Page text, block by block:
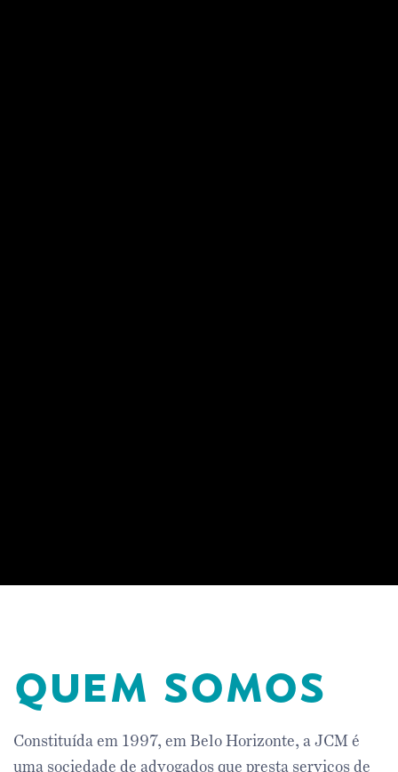
quem somos
Constituída em 1997, em Belo Horizonte, a JCM é
uma sociedade de advogados que presta serviços de